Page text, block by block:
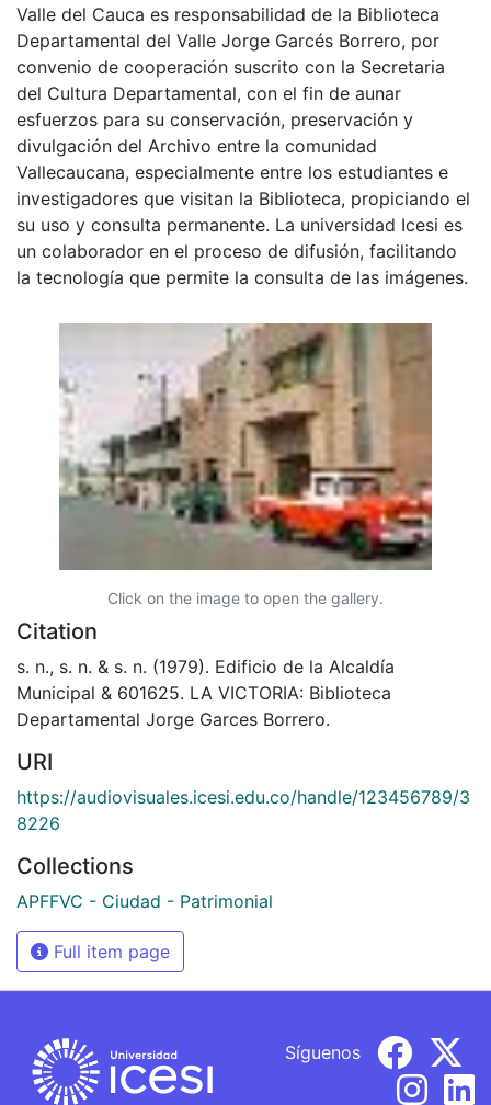
Valle del Cauca es responsabilidad de la Biblioteca
Departamental del Valle Jorge Garcés Borrero, por
convenio de cooperación suscrito con la Secretaria
del Cultura Departamental, con el fin de aunar
esfuerzos para su conservación, preservación y
divulgación del Archivo entre la comunidad
Vallecaucana, especialmente entre los estudiantes e
investigadores que visitan la Biblioteca, propiciando el
su uso y consulta permanente. La universidad Icesi es
un colaborador en el proceso de difusión, facilitando
la tecnología que permite la consulta de las imágenes.
Click on the image to open the gallery.
Citation
s. n., s. n. & s. n. (1979). Edificio de la Alcaldía
Municipal & 601625. LA VICTORIA: Biblioteca
Departamental Jorge Garces Borrero.
URI
https://audiovisuales.icesi.edu.co/handle/123456789/3
8226
Collections
APFFVC - Ciudad - Patrimonial
Full item page
Síguenos